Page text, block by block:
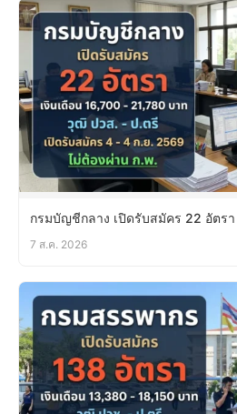
กรมบัญชีกลาง เปิดรับสมัคร 22 อัตรา
7 ส.ค. 2026